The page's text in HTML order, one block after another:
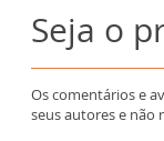
Seja o
Os comentários e
seus autores e não